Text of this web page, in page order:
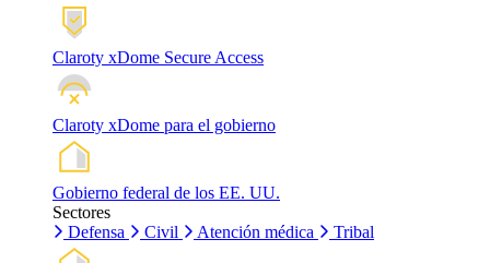
Claroty xDome Secure Access
Claroty xDome para el gobierno
Gobierno federal de los EE. UU.
Sectores
Defensa
Civil Atención médica Tribal